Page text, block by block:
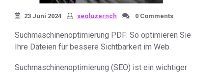
23 Juni 2024 seoluzernch 0 Comments
Suchmaschinenoptimierung PDF: So optimieren Sie
Ihre Dateien für bessere Sichtbarkeit im Web
Suchmaschinenoptimierung (SEO) ist ein wichtiger